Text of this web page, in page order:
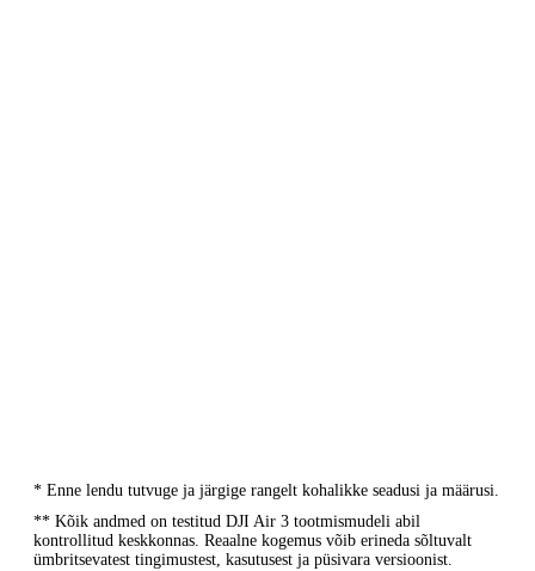
* Enne lendu tutvuge ja järgige rangelt kohalikke seadusi ja määrusi.
** Kõik andmed on testitud DJI Air 3 tootmismudeli abil
kontrollitud keskkonnas. Reaalne kogemus võib erineda sõltuvalt
ümbritsevatest tingimustest, kasutusest ja püsivara versioonist.